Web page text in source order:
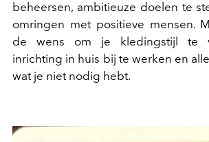
beheersen, ambitieuze doelen te
omringen met positieve mensen.
de wens om je kledingstijl te
inrichting in huis bij te werken en
wat je niet nodig hebt.